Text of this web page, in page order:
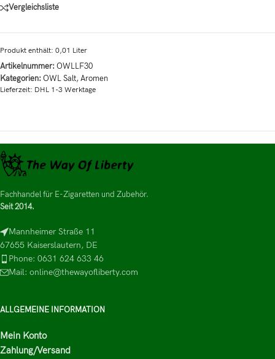
Vergleichsliste
Produkt enthält: 0,01 Liter
Artikelnummer: OWLLF30
Kategorien: OWL Salt,Aromen
Lieferzeit: DHL 1-3 Werktage
Fachhandel für E-Zigaretten und Zubehör.
Seit 2014.
Mannheimer Straße 11
67655 Kaiserslautern, DE
Phone: 0631 624 633 46
Mail: online@thewayofliberty.com
ALLGEMEINE INFORMATION
Mein Konto
Zahlung/Versand